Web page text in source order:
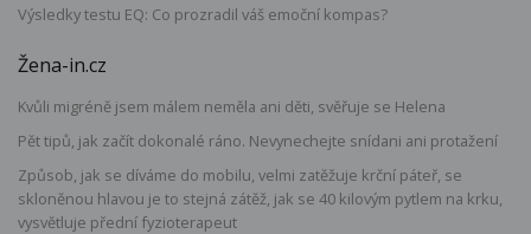
Výsledky testu EQ: Co prozradil váš emoční kompas?
Žena-in.cz
Kvůli migréně jsem málem neměla ani děti, svěřuje se Helena
Pět tipů, jak začít dokonalé ráno. Nevynechejte snídani ani protažení
Způsob, jak se díváme do mobilu, velmi zatěžuje krční páteř, se
skloněnou hlavou je to stejná zátěž, jak se 40 kilovým pytlem na krku,
vysvětluje přední fyzioterapeut